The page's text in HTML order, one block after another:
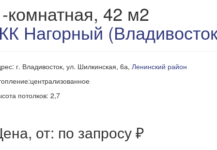
комнатная, 42 м2
Нагорный
г. Владивосток, ул. Шилкинская, 6а, Ленинский район
потолков: 2,7
от: по запросу ₽